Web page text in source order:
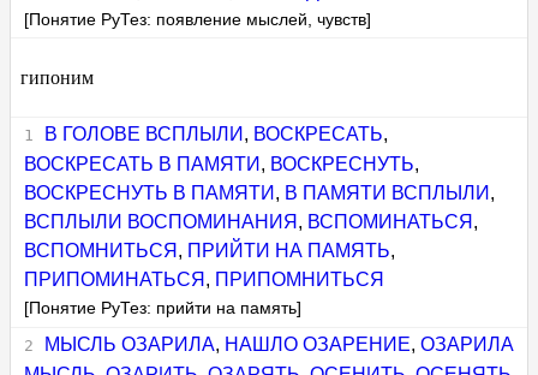
[Понятие РуТез: появление мыслей, чувств]
гипоним
В ГОЛОВЕ ВСПЛЫЛИ , ВОСКРЕСАТЬ,
ВОСКРЕСАТЬ В ПАМЯТИ , ВОСКРЕСНУТЬ,
ВОСКРЕСНУТЬ В ПАМЯТИ , В ПАМЯТИ ВСПЛЫЛИ ,
ВСПЛЫЛИ ВОСПОМИНАНИЯ , ВСПОМИНАТЬСЯ ,
ВСПОМНИТЬСЯ , ПРИЙТИ НА ПАМЯТЬ,
ПРИПОМИНАТЬСЯ , ПРИПОМНИТЬСЯ
[Понятие РуТез: прийти на память]
МЫСЛЬ ОЗАРИЛА, НАШЛО ОЗАРЕНИЕ, ОЗАРИЛА